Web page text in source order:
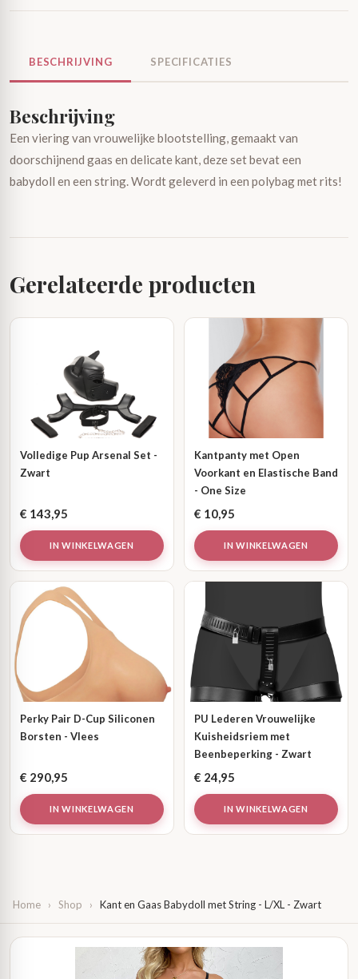
BESCHRIJVING SPECIFICATIES
Beschrijving
Een viering van vrouwelijke blootstelling, gemaakt van
doorschijnend gaas en delicate kant, deze set bevat een
babydoll en een string. Wordt geleverd in een polybag met rits!
Gerelateerde producten
Volledige Pup Arsenal Set -
Zwart
€ 143,95
IN WINKELWAGEN
Kantpanty met Open
Voorkant en Elastische Band
- One Size
€ 10,95
IN WINKELWAGEN
Perky Pair D-Cup Siliconen
Borsten - Vlees
€ 290,95
IN WINKELWAGEN
PU Lederen Vrouwelijke
Kuisheidsriem met
Beenbeperking - Zwart
€ 24,95
IN WINKELWAGEN
Home › Shop › Kant en Gaas Babydoll met String - L/XL - Zwart